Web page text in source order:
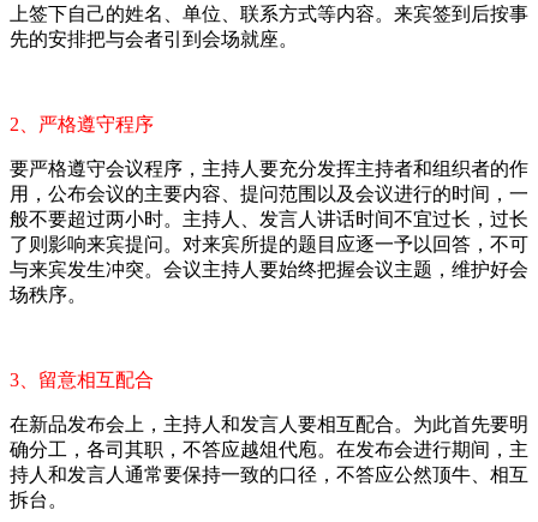
上签下自己的姓名、单位、联系方式等内容。来宾签到后按事
先的安排把与会者引到会场就座。
2、严格遵守程序
要严格遵守会议程序，主持人要充分发挥主持者和组织者的作
用，公布会议的主要内容、提问范围以及会议进行的时间，一
般不要超过两小时。主持人、发言人讲话时间不宜过长，过长
了则影响来宾提问。对来宾所提的题目应逐一予以回答，不可
与来宾发生冲突。会议主持人要始终把握会议主题，维护好会
场秩序。
3、留意相互配合
在新品发布会上，主持人和发言人要相互配合。为此首先要明
确分工，各司其职，不答应越俎代庖。在发布会进行期间，主
持人和发言人通常要保持一致的口径，不答应公然顶牛、相互
拆台。